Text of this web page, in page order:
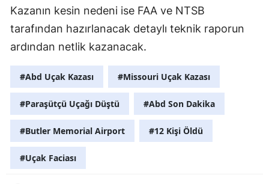
Kazanın kesin nedeni ise FAA ve NTSB
tarafından hazırlanacak detaylı teknik raporun
ardından netlik kazanacak.
#Abd Uçak Kazası #Missouri Uçak Kazası
#Paraşütçü Uçağı Düştü #Abd Son Dakika
#Butler Memorial Airport #12 Kişi Öldü
#Uçak Faciası